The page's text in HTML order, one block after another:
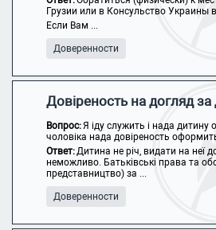
Грузии или в Консульство Украины
Если Вам ...
Доверенности
Довіреность на догляд
Вопрос:Я іду служить і нада дитину
чоловіка нада довіреность
Ответ:Дитина не річ, видати на неї
неможливо. Батьківські права та
представництво) за ...
Доверенности